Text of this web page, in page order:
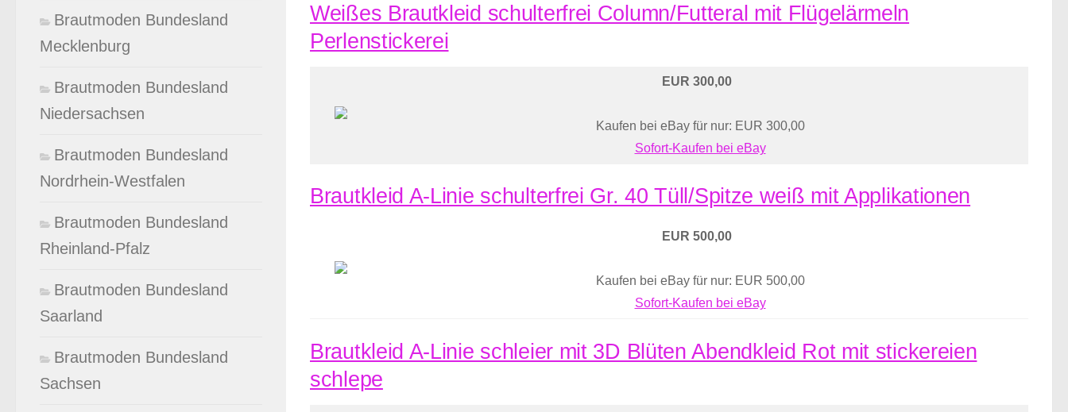
Weißes Brautkleid schulterfrei Column/Futteral mit Flügelärmeln
Perlenstickerei
EUR 300,00
Kaufen bei eBay für nur: EUR 300,00
Sofort-Kaufen bei eBay
Brautkleid A-Linie schulterfrei Gr. 40 Tüll/Spitze weiß mit Applikationen
EUR 500,00
Kaufen bei eBay für nur: EUR 500,00
Sofort-Kaufen bei eBay
Brautkleid A-Linie schleier mit 3D Blüten Abendkleid Rot mit stickereien
schlepe
Brautmoden Bundesland
Mecklenburg
Brautmoden Bundesland
Niedersachsen
Brautmoden Bundesland
Nordrhein-Westfalen
Brautmoden Bundesland
Rheinland-Pfalz
Brautmoden Bundesland
Saarland
Brautmoden Bundesland
Sachsen